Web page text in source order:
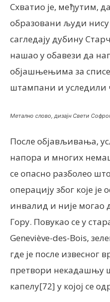
Схватио је, међутим,
образовани људи
сагледају дубину
нашао у обавези да
објашњењима за
штампани и уследили
Метално слово, дизајн Свети
После објављивања,
напора и многих
се опасно разболео
операцију због које
инвалид и није могао
Гору. Повукао се у
Geneviève-des-Bois,
где је после извесног
претвори некадашњу
капелу[72] у којој се